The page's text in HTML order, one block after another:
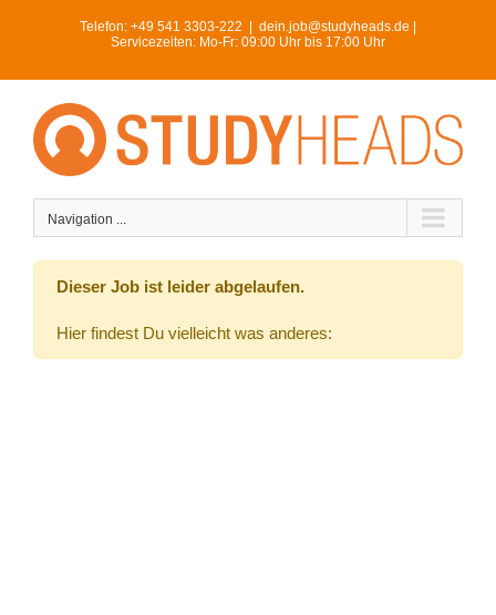
Telefon: +49 541 3303-222
dein.job@studyheads.de |
Servicezeiten: Mo-Fr: 09:00 Uhr bis 17:00 Uhr
Navigation ...
Dieser Job ist leider abgelaufen.
Hier findest Du vielleicht was anderes: